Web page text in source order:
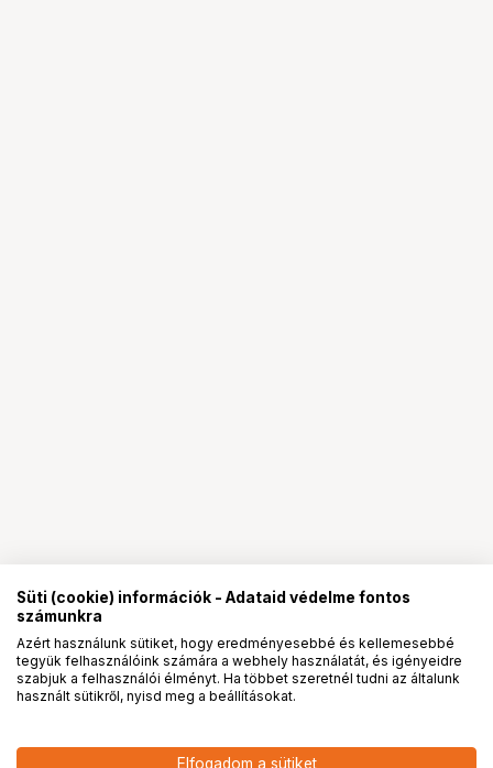
PROpartnerségek
Süti (cookie) információk - Adataid védelme fontos
számunkra
Azért használunk sütiket, hogy eredményesebbé és kellemesebbé
tegyük felhasználóink számára a webhely használatát, és igényeidre
szabjuk a felhasználói élményt. Ha többet szeretnél tudni az általunk
használt sütikről, nyisd meg a beállításokat.
Elfogadom a sütiket